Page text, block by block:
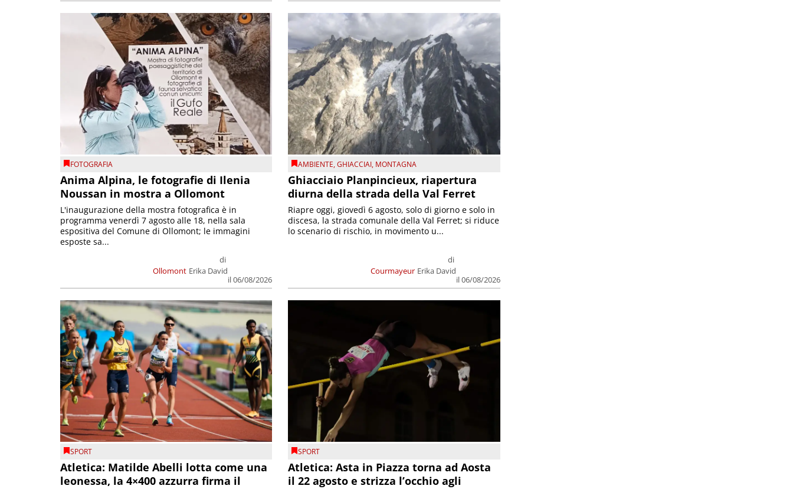
FOTOGRAFIA
Anima Alpina, le fotografie di Ilenia
Noussan in mostra a Ollomont
Ollomont
di
Erika David
il 06/08/2026
L'inaugurazione della mostra fotografica è in
programma venerdì 7 agosto alle 18, nella sala
espositiva del Comune di Ollomont; le immagini
esposte sa...
AMBIENTE,GHIACCIAI, MONTAGNA
Ghiacciaio Planpincieux, riapertura
diurna della strada della Val Ferret
Courmayeur
di
Erika David
il 06/08/2026
Riapre oggi, giovedì 6 agosto, solo di giorno e solo in
discesa, la strada comunale della Val Ferret; si riduce
lo scenario di rischio, in movimento u...
SPORT
Atletica: Matilde Abelli lotta come una
leonessa, la 4×400 azzurra firma il
SPORT
Atletica: Asta in Piazza torna ad Aosta
il 22 agosto e strizza l’occhio agli